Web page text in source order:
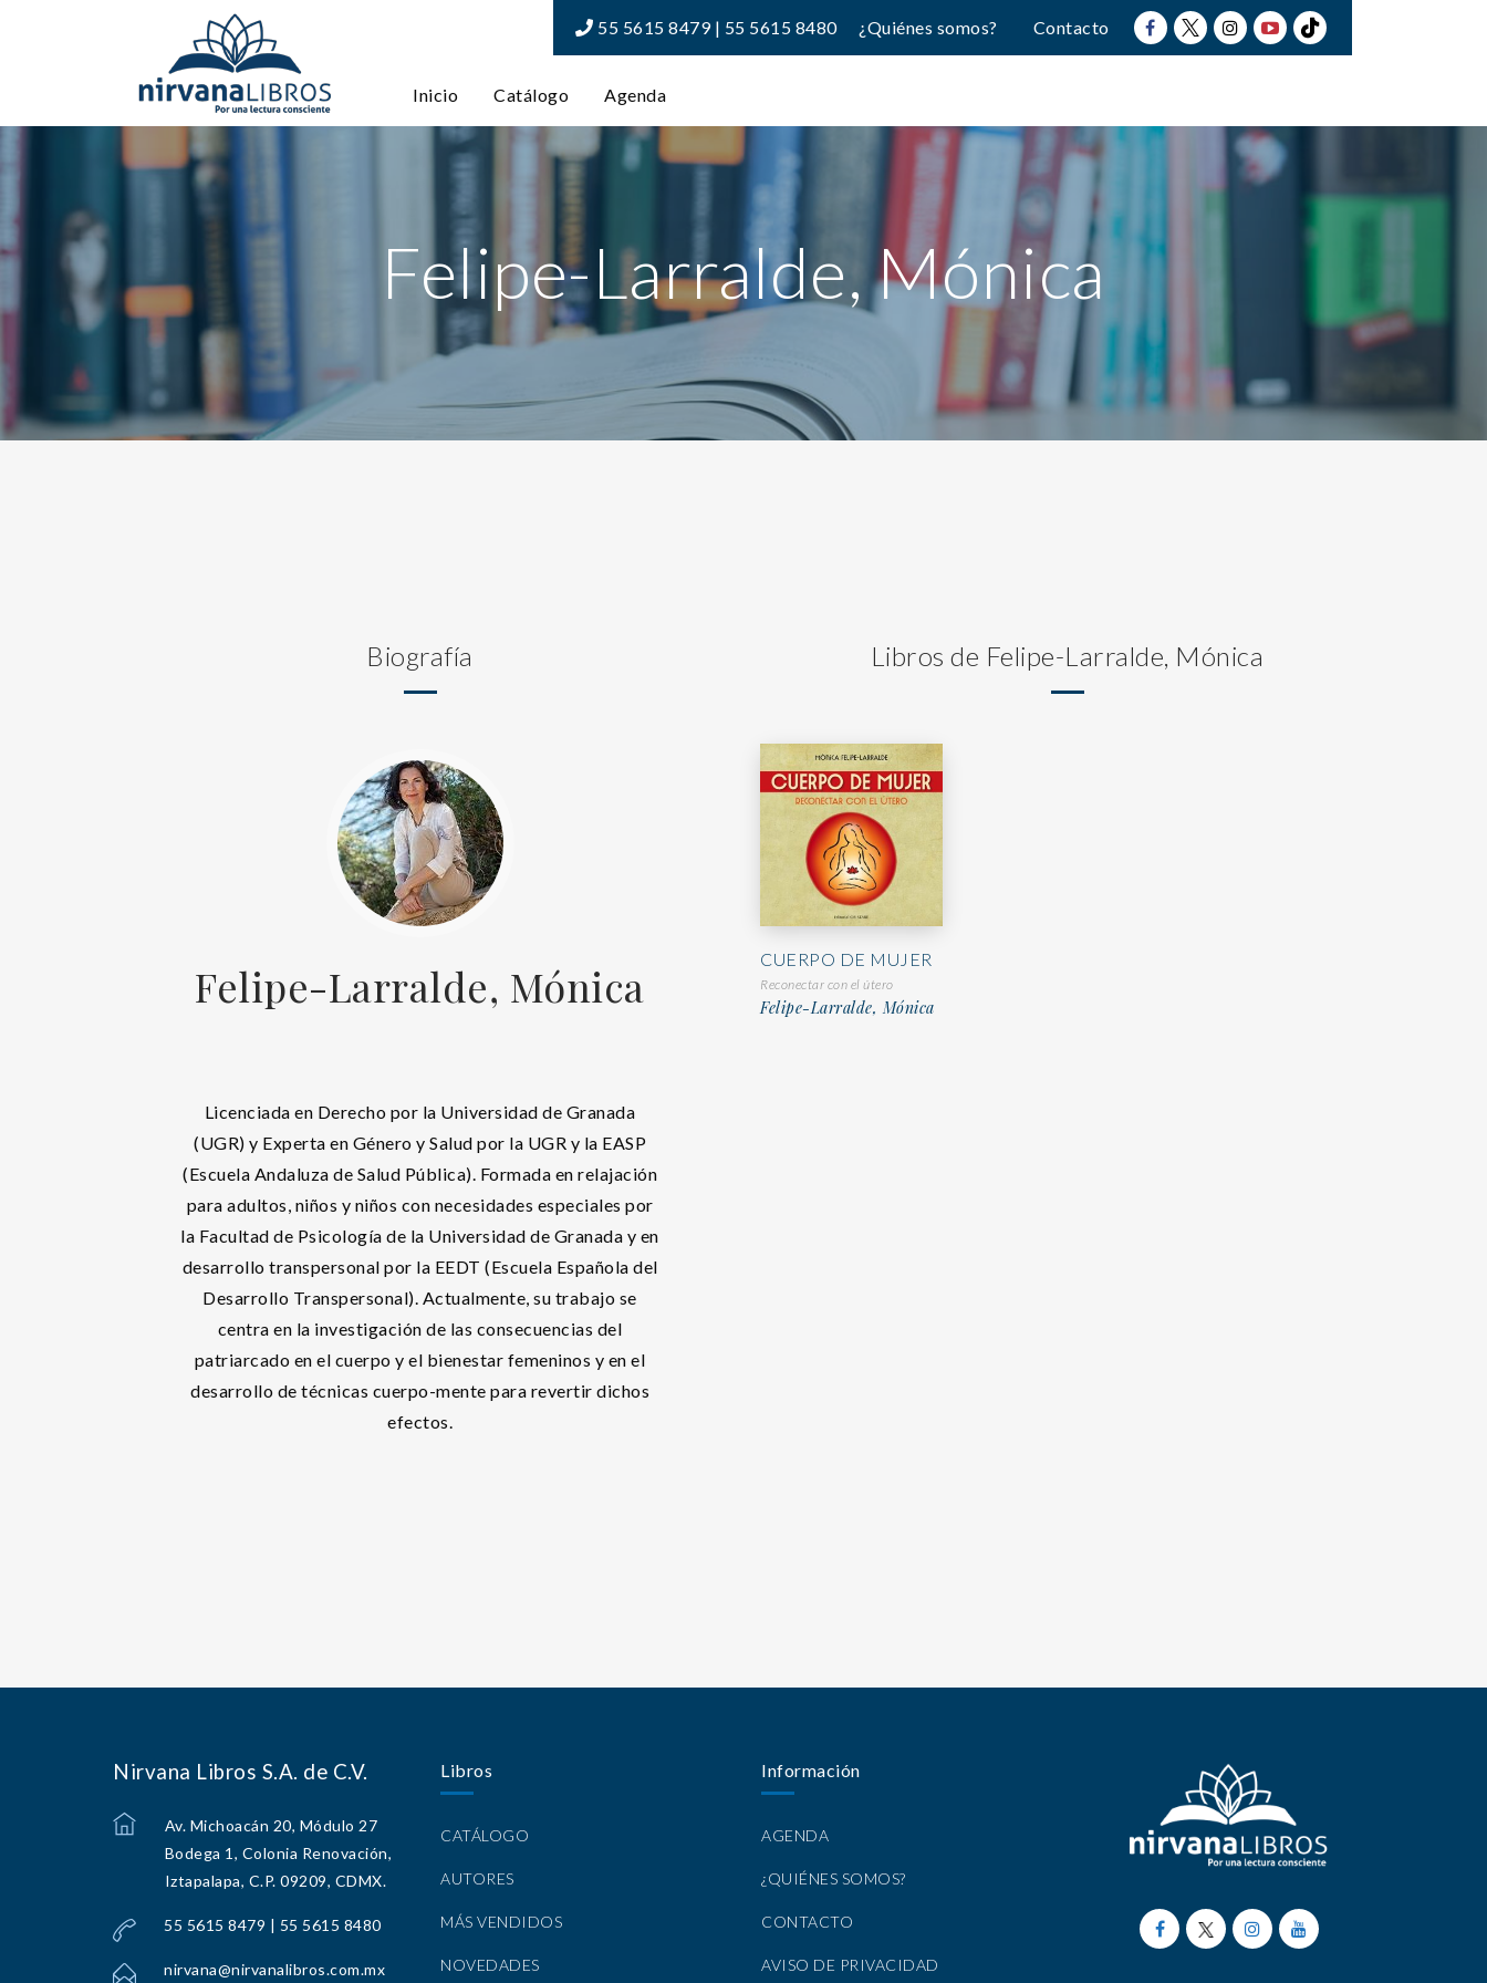
55 5615 8479 | 55 5615 8480 ¿Quiénes somos? Contacto
Inicio Catálogo Agenda
Felipe-Larralde, Mónica
Biografía
Felipe-Larralde, Mónica
Licenciada en Derecho por la Universidad de Granada
(UGR) y Experta en Género y Salud por la UGR y la EASP
(Escuela Andaluza de Salud Pública). Formada en relajación
para adultos, niños y niños con necesidades especiales por
la Facultad de Psicología de la Universidad de Granada y en
desarrollo transpersonal por la EEDT (Escuela Española del
Desarrollo Transpersonal). Actualmente, su trabajo se
centra en la investigación de las consecuencias del
patriarcado en el cuerpo y el bienestar femeninos y en el
desarrollo de técnicas cuerpo-mente para revertir dichos
efectos.
Libros de Felipe-Larralde, Mónica
CUERPO DE MUJER
Reconectar con el útero
Felipe-Larralde, Mónica
Nirvana Libros S.A. de C.V.
Av. Michoacán 20, Módulo 27
Bodega 1, Colonia Renovación,
Iztapalapa, C.P. 09209, CDMX.
55 5615 8479 | 55 5615 8480
nirvana@nirvanalibros.com.mx
Libros
CATÁLOGO
AUTORES
MÁS VENDIDOS
NOVEDADES
Información
AGENDA
¿QUIÉNES SOMOS?
CONTACTO
AVISO DE PRIVACIDAD